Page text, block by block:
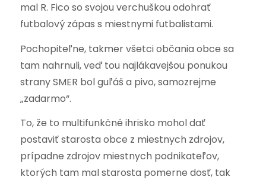
mal R. Fico so svojou verchuškou odohrať
futbalový zápas s miestnymi futbalistami.
Pochopiteľne, takmer všetci občania obce sa
tam nahrnuli, veď tou najlákavejšou ponukou
strany SMER bol guľáš a pivo, samozrejme
„zadarmo“.
To, že to multifunkčné ihrisko mohol dať
postaviť starosta obce z miestnych zdrojov,
prípadne zdrojov miestnych podnikateľov,
ktorých tam mal starosta pomerne dosť, tak